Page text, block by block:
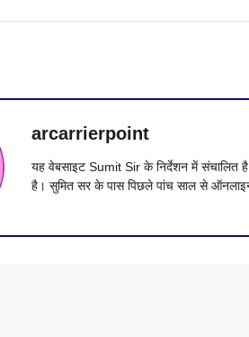
arcarrierpoint
यह वेबसाइट Sumit Sir के निर्देशन में संचालित
है। सुमित सर के पास पिछले पांच साल से